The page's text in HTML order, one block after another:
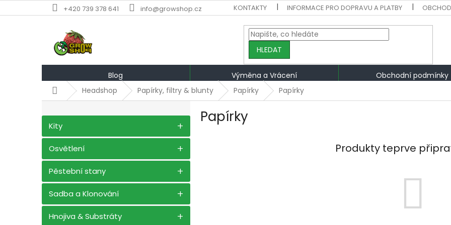
na
+420 739 378 641 info@growshop.cz KONTAKTY INFORMACE PRO DOPRAVU A PLATBY
HLEDAT
Blog Výměna a Vrácení Obchodní podmínky
DomůHeadshop Papírky, filtry & blunty Papírky Papírky
o
t
a
n
p
kategorie
Kity
Osvětlení
Pěstební stany
Sadba a Klonování
Hnojiva & Substráty
Papírky
Produkty teprve